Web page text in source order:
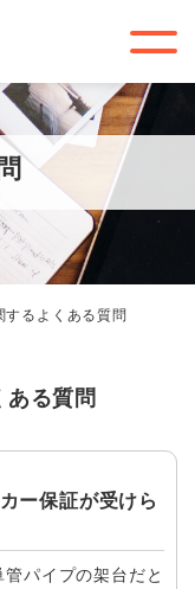
するよくある質問
る質問
ー保証が受けら
パイプの架台だと